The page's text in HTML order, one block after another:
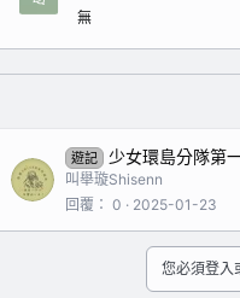
無
遊記 少女環島分隊第
叫舉璇Shisenn
回覆
0 2025-01-23
您必須登入